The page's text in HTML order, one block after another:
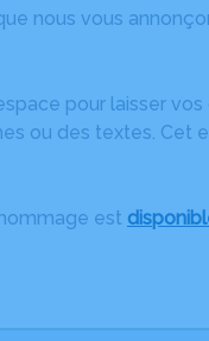
nous vous
pour laisser
ou des textes. Cet
est